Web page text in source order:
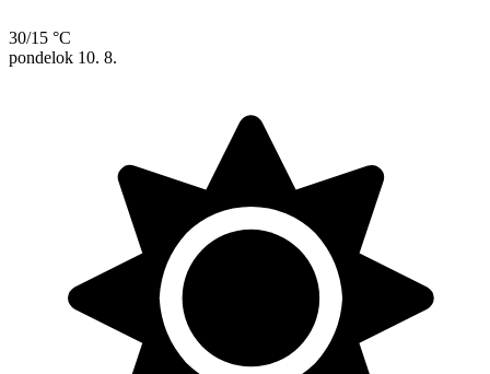
30/15 °C
pondelok 10. 8.